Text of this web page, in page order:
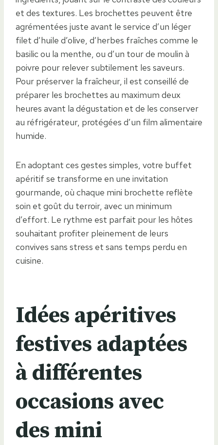
et des textures. Les brochettes peuvent être
agrémentées juste avant le service d’un léger
filet d’huile d’olive, d’herbes fraîches comme le
basilic ou la menthe, ou d’un tour de moulin à
poivre pour relever subtilement les saveurs.
Pour préserver la fraîcheur, il est conseillé de
préparer les brochettes au maximum deux
heures avant la dégustation et de les conserver
au réfrigérateur, protégées d’un film alimentaire
humide.
En adoptant ces gestes simples, votre buffet
apéritif se transforme en une invitation
gourmande, où chaque mini brochette reflète
soin et goût du terroir, avec un minimum
d’effort. Le rythme est parfait pour les hôtes
souhaitant profiter pleinement de leurs
convives sans stress et sans temps perdu en
cuisine.
Idées apéritives
festives adaptées
à différentes
occasions avec
des mini